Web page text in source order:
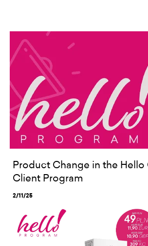
Product Change in the Hello
Client Program
2/11/25